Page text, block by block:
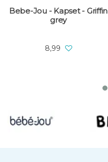
Bebe-Jou - Kapset - Griffin
grey
8,99